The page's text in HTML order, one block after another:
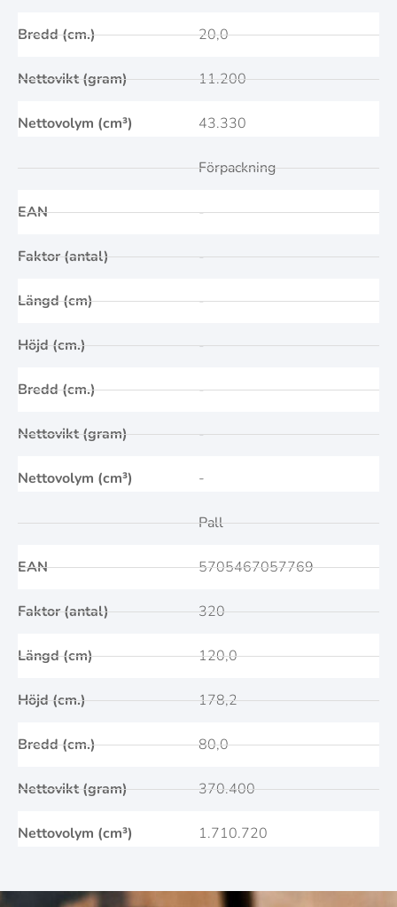
Bredd (cm.)
Nettovikt (gram)
Nettovolym (cm³)
20,0
11.200
43.330
EAN
Faktor (antal)
Längd (cm)
Höjd (cm.)
Bredd (cm.)
Nettovikt (gram)
Nettovolym (cm³)
Förpackning
-
-
-
-
-
-
-
EAN
Faktor (antal)
Längd (cm)
Höjd (cm.)
Bredd (cm.)
Nettovikt (gram)
Nettovolym (cm³)
Pall
5705467057769
320
120,0
178,2
80,0
370.400
1.710.720